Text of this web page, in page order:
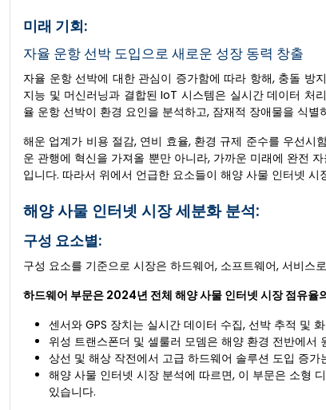
미래 기회:
자율 운항 선박 도입으로 새로운 성장 동력 창출
자율 운항 선박에 대한 관심이 증가함에 따라 항해, 충돌 방
지능 및 머신러닝과 결합된 IoT 시스템은 실시간 데이터 처
율 운항 선박이 환경 요인을 분석하고, 잠재적 장애물을 식
해운 업계가 비용 절감, 연비 효율, 환경 규제 준수를 우선
운 관행에 혁신을 가져올 뿐만 아니라, 가까운 미래에 완전
입니다. 따라서 위에서 언급한 요소들이 해양 사물 인터넷 시
해양 사물 인터넷 시장 세분화 분석:
구성 요소별:
구성 요소를 기준으로 시장은 하드웨어, 소프트웨어, 서비스
하드웨어 부문은 2024년 전체 해양 사물 인터넷 시장 점유
센서와 GPS 장치는 실시간 데이터 수집, 선박 추적 및
위성 트랜스폰더 및 셀룰러 모뎀은 해양 환경 전반에서
상선 및 해상 작전에서 고급 하드웨어 솔루션 도입 증
해양 사물 인터넷 시장 분석에 따르면, 이 부문은 소형
있습니다.